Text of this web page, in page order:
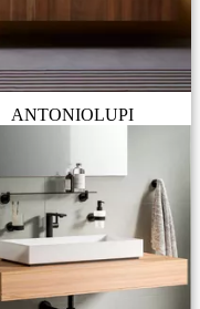
ANTONIOLUPI